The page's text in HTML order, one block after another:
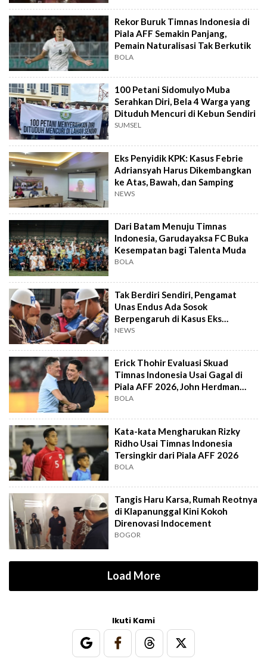
Rekor Buruk Timnas Indonesia di
Piala AFF Semakin Panjang,
Pemain Naturalisasi Tak Berkutik
BOLA
100 Petani Sidomulyo Muba
Serahkan Diri, Bela 4 Warga yang
Dituduh Mencuri di Kebun Sendiri
SUMSEL
Eks Penyidik KPK: Kasus Febrie
Adriansyah Harus Dikembangkan
ke Atas, Bawah, dan Samping
NEWS
Dari Batam Menuju Timnas
Indonesia, Garudayaksa FC Buka
Kesempatan bagi Talenta Muda
BOLA
Tak Berdiri Sendiri, Pengamat
Unas Endus Ada Sosok
Berpengaruh di Kasus Eks
Jampidsus
NEWS
Erick Thohir Evaluasi Skuad
Timnas Indonesia Usai Gagal di
Piala AFF 2026, John Herdman
Out?
BOLA
Kata-kata Mengharukan Rizky
Ridho Usai Timnas Indonesia
Tersingkir dari Piala AFF 2026
BOLA
Tangis Haru Karsa, Rumah Reotnya
di Klapanunggal Kini Kokoh
Direnovasi Indocement
BOGOR
Load More
Ikuti Kami